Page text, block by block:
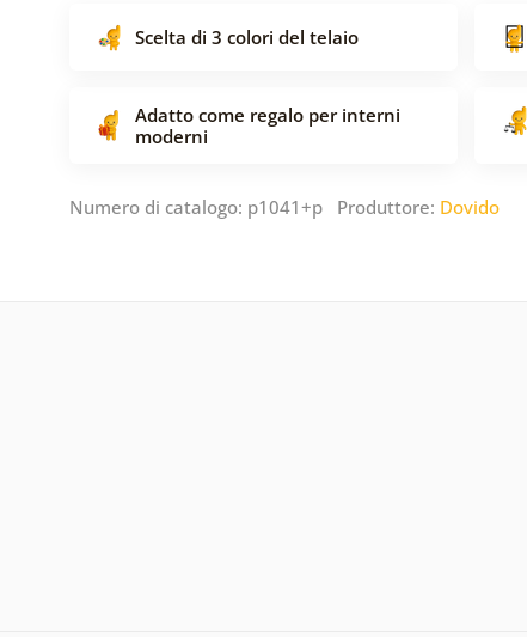
Scelta di 3 colori del telaio
Adatto come regalo per interni
moderni
Numero di catalogo: p1041+p Produttore: Dovido